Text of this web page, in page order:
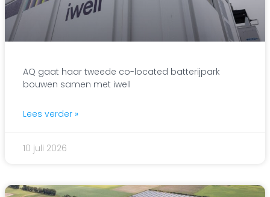
AQ gaat haar tweede co-located batterijpark
bouwen samen met iwell
Lees verder »
10 juli 2026